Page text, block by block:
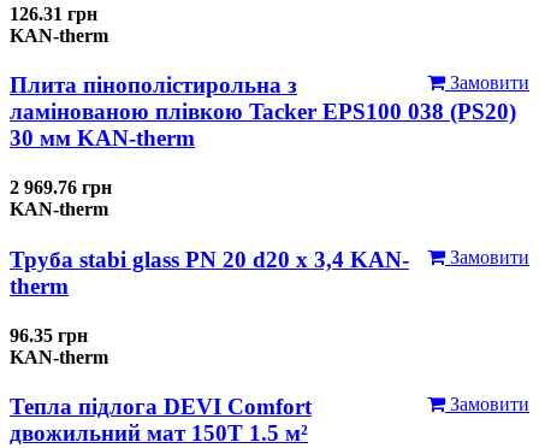
126.31 грн
KAN-therm
Замовити
Плита пінополістирольна з
ламінованою плівкою Tacker EPS100 038 (PS20)
30 мм KAN-therm
2 969.76 грн
KAN-therm
Замовити
Труба stabi glass PN 20 d20 х 3,4 KAN-
therm
96.35 грн
KAN-therm
Замовити
Тепла підлога DEVI Comfort
двожильний мат 150T 1.5 м²